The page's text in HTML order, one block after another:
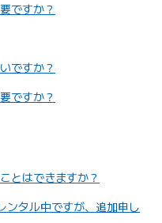
ですか？
ですか？
ですか？
とはできますか？
ンタル中ですが、追加申し